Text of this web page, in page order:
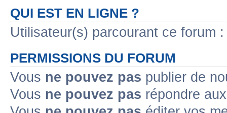
QUI EST EN LIGNE ?
Utilisateur(s) parcourant ce forum
PERMISSIONS DU FORUM
Vous ne pouvez pas publier de
Vous ne pouvez pas répondre